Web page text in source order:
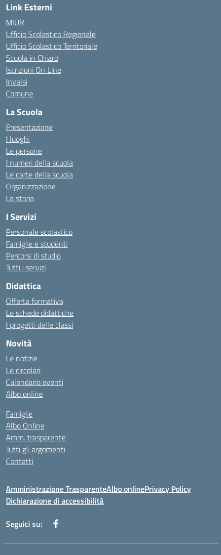
Link Esterni
MIUR
Ufficio Scolastico Regionale
Ufficio Scolastico Territoriale
Scuola in Chiaro
Iscrizioni On Line
Invalsi
Comune
La Scuola
Presentazione
I luoghi
Le persone
I numeri della scuola
Le carte della scuola
Organizzazione
La storia
I Servizi
Personale scolastico
Famiglie e studenti
Percorsi di studio
Tutti i servizi
Didattica
Offerta formativa
Le schede didattiche
I progetti delle classi
Novità
Le notizie
Le circolari
Calendario eventi
Albo online
Famiglie
Albo Online
Amm. trasparente
Tutti gli argomenti
Contatti
Amministrazione TrasparenteAlbo onlinePrivacy Policy
Dichiarazione di accessibilità
Seguici su: